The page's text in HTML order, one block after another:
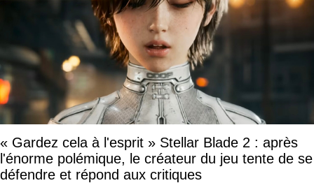
« Gardez cela à l'esprit » Stellar Blade 2 : après
l'énorme polémique, le créateur du jeu tente de se
défendre et répond aux critiques